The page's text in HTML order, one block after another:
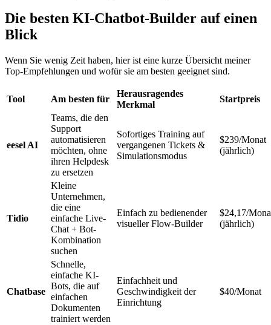
Die besten KI-Chatbot-Builder auf einen
Blick
Wenn Sie wenig Zeit haben, hier ist eine kurze Übersicht meiner
Top-Empfehlungen und wofür sie am besten geeignet sind.
Tool Am besten für
Herausragendes
Merkmal
Startpreis
eesel AI
Teams, die den
Support
automatisieren
möchten, ohne
ihren Helpdesk
zu ersetzen
Sofortiges Training auf
vergangenen Tickets &
Simulationsmodus
$239/Monat
(jährlich)
Tidio
Kleine
Unternehmen,
die eine
einfache Live-
Chat + Bot-
Kombination
suchen
Einfach zu bedienender
visueller Flow-Builder
$24,17/
(jährlich)
Chatbase
Schnelle,
einfache KI-
Bots, die auf
einfachen
Dokumenten
trainiert werden
Einfachheit und
Geschwindigkeit der
Einrichtung
$40/Monat